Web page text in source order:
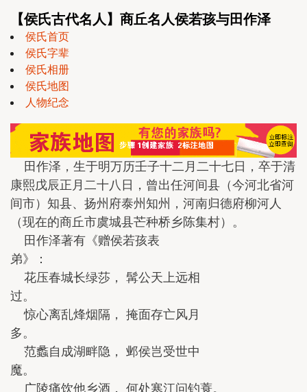
【侯氏古代名人】商丘名人侯若孩与田作泽
侯氏首页
侯氏字辈
侯氏相册
侯氏地图
人物纪念
田作泽，生于明万历壬子十二月二十七日，卒于清
康熙戊辰正月二十八日，曾出任河间县（今河北省河
间市）知县、扬州府泰州知州，河南归德府柳河人
（现在的商丘市虞城县芒种桥乡陈集村）。
田作泽著有《赠侯若孩表
弟》：
花压春城长绿莎， 髯公天上远相
过。
惊心离乱烽烟隔， 掩面存亡风月
多。
范蠡自成湖畔隐， 邺侯岂受世中
魔。
广陵痛饮他乡酒， 何处寒江问钓蓑。